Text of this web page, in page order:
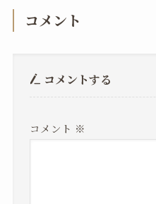
コメント
コメントする
コメント ※